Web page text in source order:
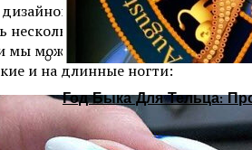
Год Быка Для Тельца:
— обязательное условие
несколько новых летних
мы можем поделиться с вами, в
и на длинные ногти: